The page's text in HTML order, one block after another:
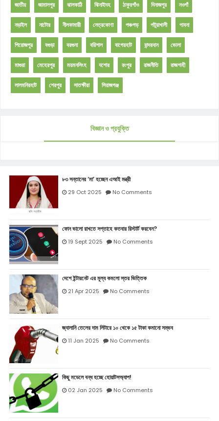
জাতীয় জামালপুর ঝালকাঠি ঝিনাইদহ ঠাকুরগাঁও দিনাজপুর নওগাঁ
নড়াইল নাটোর নীলফামারী নেত্রকোণা পঞ্চগড় পটুয়াখালী পাবনা
পিরোজপুর বগুড়া বরগুনা বরিশাল বাগেরহাট বান্দরবান ভোলা
মাগুরা মেহেরপুর ময়মনসিংহ যশোর রংপুর রাজনীতি রাজশাহী
লালমনিরহাট শেরপুর সাতক্ষীরা সিরাজগঞ্জ
বিজ্ঞান ও প্রযুক্তি
৮৩ সন্তানের ‘মা’ হচ্ছেন এআই মন্ত্রী
29 Oct 2025 No Comments
ফোন ভালো রাখতে সপ্তাহে কতবার রিস্টার্ট করবেন?
19 Sept 2025 No Comments
দেশে ইন্টারনেট এর মূল্য কমলো স্তর ভিত্তিক
21 Apr 2025 No Comments
জ্বালানি তেলের দাম লিটারে ১০ থেকে ১৫ টাকা কমানো সম্ভব
11 Jan 2025 No Comments
কিছু মডেলে বন্ধ হচ্ছে হোয়াটসঅ্যাপ!
02 Jan 2025 No Comments